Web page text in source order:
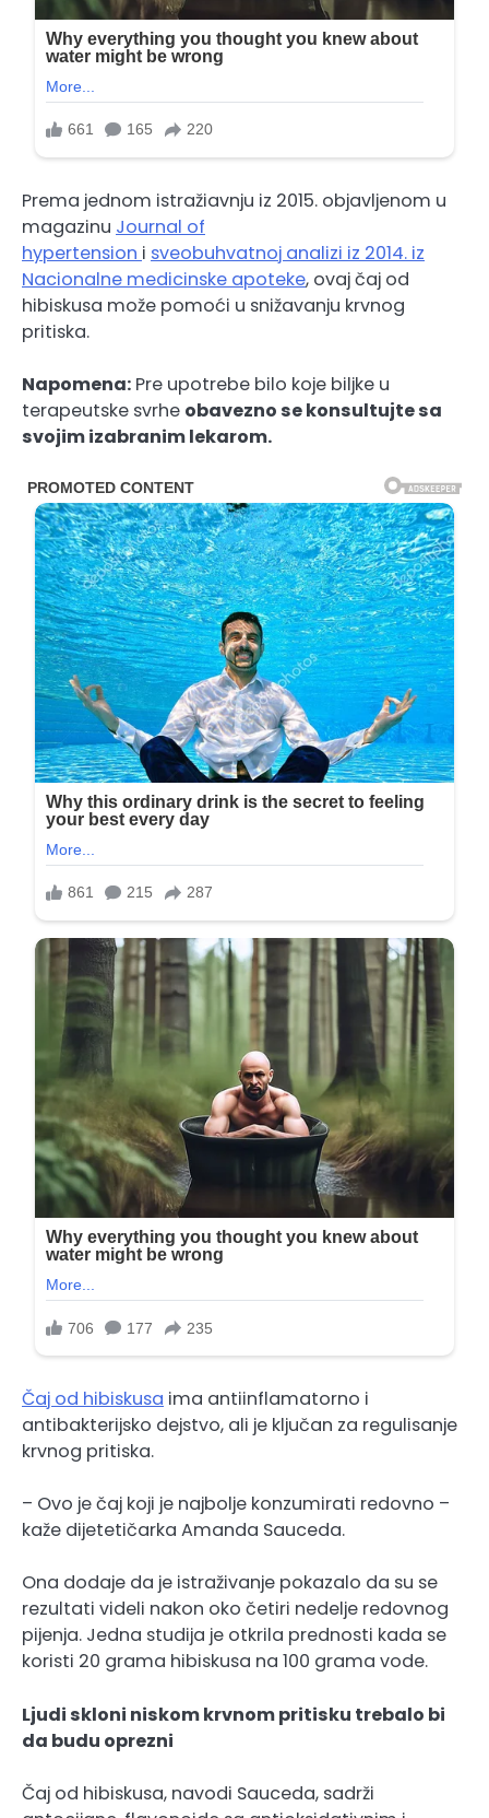
Prema jednom istražiavnju iz 2015. objavljenom u
magazinu Journal of
hypertension i sveobuhvatnoj analizi iz 2014. iz
Nacionalne medicinske apoteke, ovaj čaj od
hibiskusa može pomoći u snižavanju krvnog
pritiska.
Napomena: Pre upotrebe bilo koje biljke u
terapeutske svrhe obavezno se konsultujte sa
svojim izabranim lekarom.
Čaj od hibiskusa ima antiinflamatorno i
antibakterijsko dejstvo, ali je ključan za regulisanje
krvnog pritiska.
– Ovo je čaj koji je najbolje konzumirati redovno –
kaže dijetetičarka Amanda Sauceda.
Ona dodaje da je istraživanje pokazalo da su se
rezultati videli nakon oko četiri nedelje redovnog
pijenja. Jedna studija je otkrila prednosti kada se
koristi 20 grama hibiskusa na 100 grama vode.
Ljudi skloni niskom krvnom pritisku trebalo bi
da budu oprezni
Čaj od hibiskusa, navodi Sauceda, sadrži